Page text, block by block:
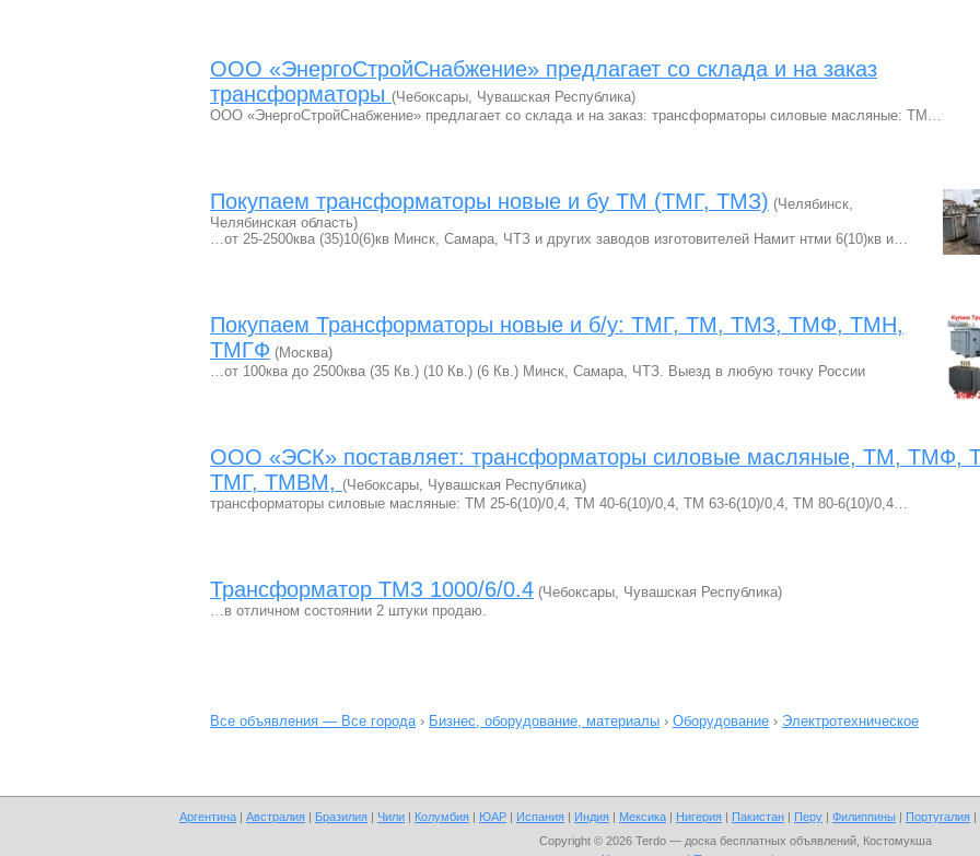
ООО «ЭнергоCтройСнабжение» предлагает со склада и на заказ
трансформаторы (Чебоксары, Чувашская Республика)
ООО «ЭнергоCтройСнабжение» предлагает со склада и на заказ: трансформаторы силовые масляные: ТМ…
Покупаем трансформаторы новые и бу ТМ (ТМГ, ТМЗ) (Челябинск,
Челябинская область)
…от 25-2500ква (35)10(6)кв Минск, Самара, ЧТЗ и других заводов изготовителей Намит нтми 6(10)кв и…
Покупаем Трансформаторы новые и б/у: ТМГ, ТМ, ТМЗ, ТМФ, ТМН,
ТМГФ (Москва)
…от 100ква до 2500ква (35 Кв.) (10 Кв.) (6 Кв.) Минск, Самара, ЧТЗ. Выезд в любую точку России
ООО «ЭCК» поставляет: трансформаторы силовые масляные, ТМ, ТМФ,
ТМГ, ТМВМ, (Чебоксары, Чувашская Республика)
трансформаторы силовые масляные: ТМ 25-6(10)/0,4, ТМ 40-6(10)/0,4, ТМ 63-6(10)/0,4, ТМ 80-6(10)/0,4…
Трансформатор ТМЗ 1000/6/0.4 (Чебоксары, Чувашская Республика)
…в отличном состоянии 2 штуки продаю.
Все объявления — Все города› Бизнес, оборудование, материалы › Оборудование › Электротехническое
Аргентина | Австралия | Бразилия | Чили | Колумбия | ЮАР | Испания | Индия | Мексика | Нигерия | Пакистан | Перу | Филиппины | Португалия |
Copyright © 2026 Terdo — доска бесплатных объявлений, Костомукша